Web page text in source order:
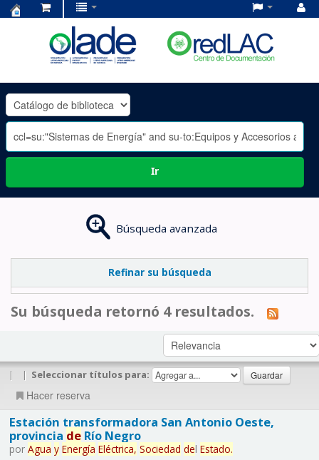
OLADE
-
Ir
Búsqueda avanzada
Refinar su búsqueda
Su búsqueda retornó 4 resultados.
| | Seleccionar títulos para:
Hacer reserva
Estación transformadora San Antonio Oeste,
provincia deRío Negro
por Agua y Energía Eléctrica, Sociedad del Estado.